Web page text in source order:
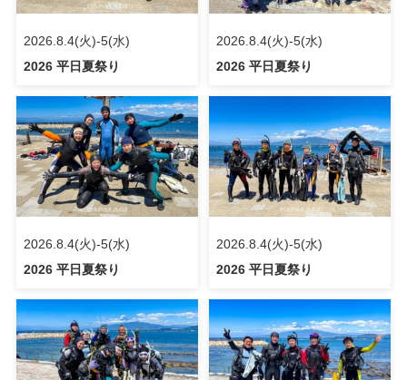
2026.8.4(火)-5(水)
2026 平日夏祭り
2026.8.4(火)-5(水)
2026 平日夏祭り
2026.8.4(火)-5(水)
2026 平日夏祭り
2026.8.4(火)-5(水)
2026 平日夏祭り